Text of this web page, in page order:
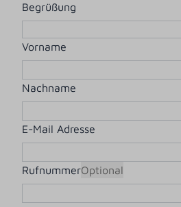
Begrüßung
Vorname
Nachname
E-Mail Adresse
RufnummerOptional